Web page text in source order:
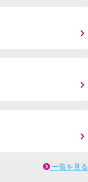
一覧を見る